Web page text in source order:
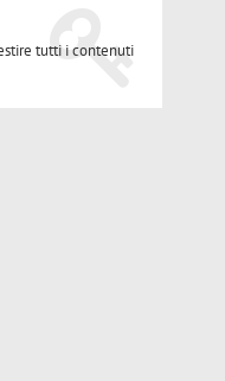
tutti i contenuti